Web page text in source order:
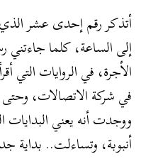
أتذكر رقم إحدى عشر
إلى الساعة، كلما جاءتني
الأجرة، في الروايات التي
في شركة الاتصالات،
ووجدت أنه يعني
أنبوبة، وتساءلت.. بداية